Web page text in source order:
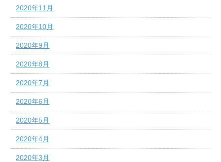
2020年11月
2020年10月
2020年9月
2020年8月
2020年7月
2020年6月
2020年5月
2020年4月
2020年3月